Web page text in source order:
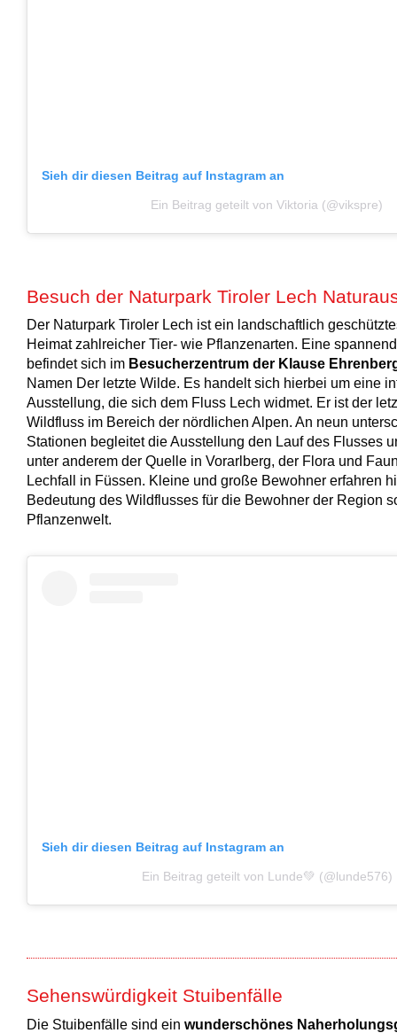
Sieh dir diesen Beitrag auf Instagram an
Ein Beitrag geteilt von Viktoria (@vikspre)
Besuch der Naturpark Tiroler Lech
Der Naturpark Tiroler Lech ist ein landschaftlich
Heimat zahlreicher Tier- wie Pflanzenarten. Eine
befindet sich im Besucherzentrum der Klause
Namen Der letzte Wilde. Es handelt sich hierbei um eine
Ausstellung, die sich dem Fluss Lech widmet. Er ist der
Wildfluss im Bereich der nördlichen Alpen. An neun
Stationen begleitet die Ausstellung den Lauf des Flusses
unter anderem der Quelle in Vorarlberg, der Flora und
Lechfall in Füssen. Kleine und große Bewohner erfahren
Bedeutung des Wildflusses für die Bewohner der Region
Pflanzenwelt.
Sieh dir diesen Beitrag auf Instagram an
Ein Beitrag geteilt von Lunde💚 (@lunde576)
Sehenswürdigkeit Stuibenfälle
Die Stuibenfälle sind ein wunderschönes